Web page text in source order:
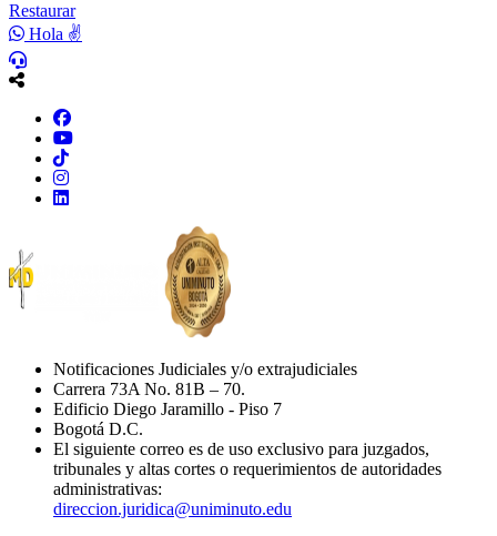
Restaurar
Hola ✌
Notificaciones Judiciales y/o extrajudiciales
Carrera 73A No. 81B – 70.
Edificio Diego Jaramillo - Piso 7
Bogotá D.C.
El siguiente correo es de uso exclusivo para juzgados,
tribunales y altas cortes o requerimientos de autoridades
administrativas:
direccion.juridica@uniminuto.edu